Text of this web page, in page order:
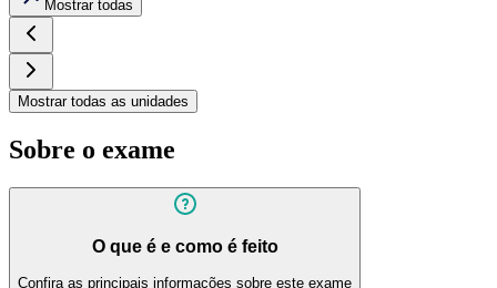
Mostrar todas
Mostrar todas as unidades
Sobre o exame
O que é e como é feito
Confira as principais informações sobre este exame